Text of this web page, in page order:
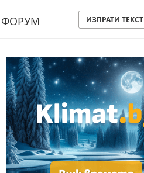
ФОРУМ ИЗПРАТИ ТЕКСТ